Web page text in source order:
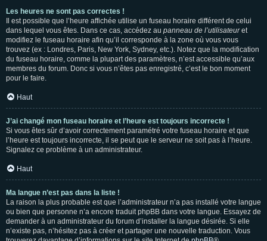
Les heures ne sont pas correctes !
Il est possible que l’heure affichée utilise un fuseau horaire différent de celui
dans lequel vous êtes. Dans ce cas, accédez au panneau de l’utilisateuret
modifiez le fuseau horaire afin qu’il corresponde à la zone où vous vous
trouvez (ex : Londres, Paris, New York, Sydney, etc.). Notez que la modification
du fuseau horaire, comme la plupart des paramètres, n’est accessible qu’aux
membres du forum. Donc si vous n’êtes pas enregistré, c’est le bon moment
pour le faire.
Haut
J’ai changé mon fuseau horaire et l’heure est toujours incorrecte !
Si vous êtes sûr d’avoir correctement paramétré votre fuseau horaire et que
l’heure est toujours incorrecte, il se peut que le serveur ne soit pas à l’heure.
Signalez ce problème à un administrateur.
Haut
Ma langue n’est pas dans la liste !
La raison la plus probable est que l’administrateur n’a pas installé votre langue
ou bien que personne n’a encore traduit phpBB dans votre langue. Essayez de
demander à un administrateur du forum d’installer la langue désirée. Si elle
n’existe pas, n’hésitez pas à créer et partager une nouvelle traduction. Vous